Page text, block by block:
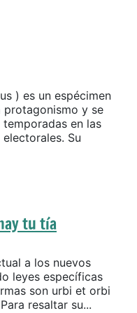
) es un espécimen
protagonismo y se
en las
Su
tu tía
a los nuevos
leyes específicas
son urbi et orbi
resaltar su...